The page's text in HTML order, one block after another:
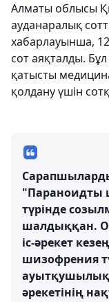
Алматы облысы
ауданаралық
хабарлауынша,
сот аяқталды.
қатысты
қолдану үшін
"Параноидты
түрінде
шалдыққан.
іс-әрекет
шизофрения
ауытқушылық
әрекетінің